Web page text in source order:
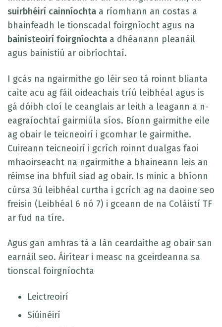
suirbhéirí cainníochta a ríomhann an costas a
bhainfeadh le tionscadal foirgníocht agus na
bainisteoirí foirgníochta a dhéanann pleanáil
agus bainistiú ar oibríochtaí.
I gcás na ngairmithe go léir seo tá roinnt blianta
caite acu ag fáil oideachais tríú leibhéal agus is
gá dóibh cloí le ceanglais ar leith a leagann a n-
eagraíochtaí gairmiúla síos. Bíonn gairmithe eile
ag obair le teicneoirí i gcomhar le gairmithe.
Cuireann teicneoirí i gcrích roinnt dualgas faoi
mhaoirseacht na ngairmithe a bhaineann leis an
réimse ina bhfuil siad ag obair. Is minic a bhíonn
cúrsa 3ú leibhéal curtha i gcrích ag na daoine seo
freisin (Leibhéal 6 nó 7) i gceann de na Coláistí TF
ar fud na tíre.
Agus gan amhras tá a lán ceardaithe ag obair san
earnáil seo. Áirítear i measc na gceirdeanna sa
tionscal foirgníochta
Leictreoirí
Siúinéirí